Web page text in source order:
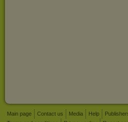
Main page Contact us Media Help